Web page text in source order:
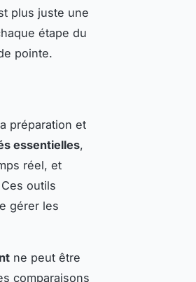
plus juste une
étape du
pointe.
préparation et
essentielles,
réel, et
outils
gérer les
ne peut être
comparaisons